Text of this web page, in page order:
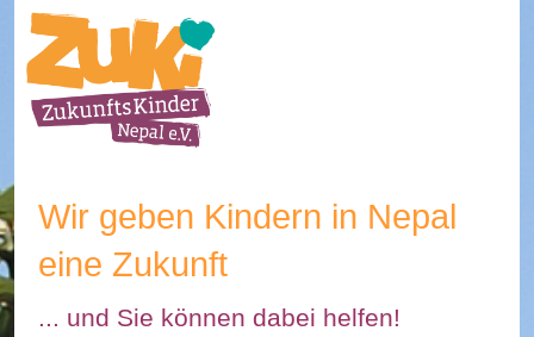
Wir geben Kindern in Nepal
eine Zukunft
... und Sie können dabei helfen!